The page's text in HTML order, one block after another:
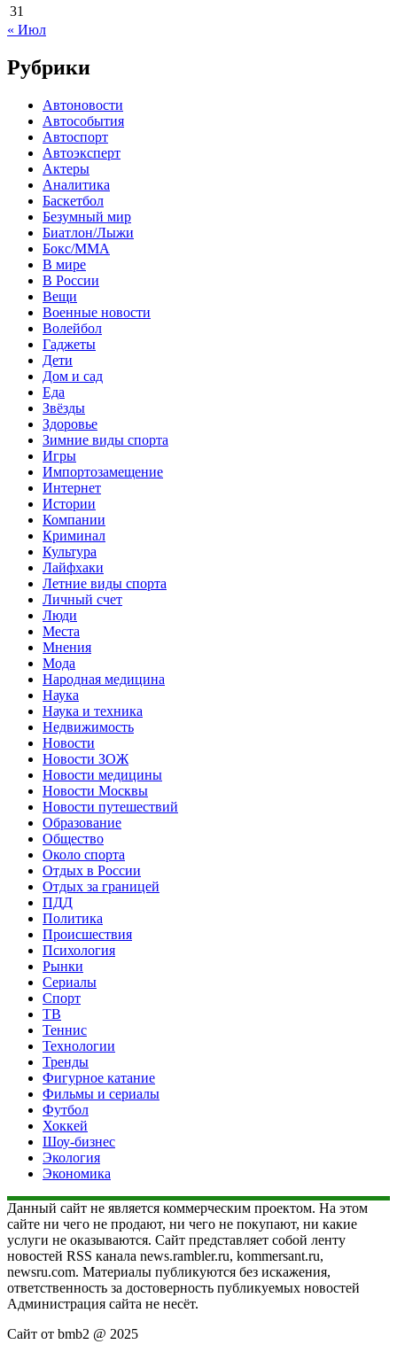
31
« Июл
Рубрики
Автоновости
Автособытия
Автоспорт
Автоэксперт
Актеры
Аналитика
Баскетбол
Безумный мир
Биатлон/Лыжи
Бокс/MMA
В мире
В России
Вещи
Военные новости
Волейбол
Гаджеты
Дети
Дом и сад
Еда
Звёзды
Здоровье
Зимние виды спорта
Игры
Импортозамещение
Интернет
Истории
Компании
Криминал
Культура
Лайфхаки
Летние виды спорта
Личный счет
Люди
Места
Мнения
Мода
Народная медицина
Наука
Наука и техника
Недвижимость
Новости
Новости ЗОЖ
Новости медицины
Новости Москвы
Новости путешествий
Образование
Общество
Около спорта
Отдых в России
Отдых за границей
ПДД
Политика
Происшествия
Психология
Рынки
Сериалы
Спорт
ТВ
Теннис
Технологии
Тренды
Фигурное катание
Фильмы и сериалы
Футбол
Хоккей
Шоу-бизнес
Экология
Экономика
Данный сайт не является коммерческим проектом. На этом
сайте ни чего не продают, ни чего не покупают, ни какие
услуги не оказываются. Сайт представляет собой ленту
новостей RSS канала news.rambler.ru, kommersant.ru,
newsru.com. Материалы публикуются без искажения,
ответственность за достоверность публикуемых новостей
Администрация сайта не несёт.
Сайт от bmb2 @ 2025